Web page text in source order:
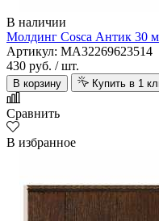
В наличии
Молдинг Cosca Антик 30
Артикул: MA32269623514
430 руб. / шт.
В корзину Купить в 1
Сравнить
В избранное